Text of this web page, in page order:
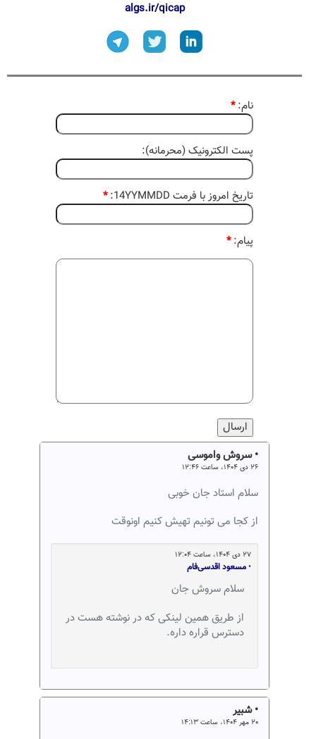
algs.ir/qicap
نام:*
پست الکترونیک (محرمانه):
تاریخ امروز با فرمت 14YYMMDD: *
پیام:*
• سروش واموسی
سلام استاد جان خوبی
از کجا می تونیم تهیش کنیم اونوقت
مسعود اقدسی‌فام
سلام سروش جان
از طریق همین لینکی که در نوشته هست در
دسترس قراره داره.
• شبیر